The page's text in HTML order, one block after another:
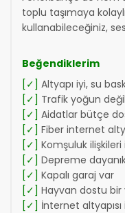
toplu taşımaya
kullanabileceğiniz,
Beğendiklerim
[✓] Altyapı iyi, su
[✓] Trafik yoğun değil
[✓] Aidatlar bütçe
[✓] Fiber internet
[✓] Komşuluk ilişkileri
[✓] Depreme
[✓] Kapalı garaj var
[✓] Hayvan dostu bir
[✓] İnternet altyapısı